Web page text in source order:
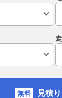
見積